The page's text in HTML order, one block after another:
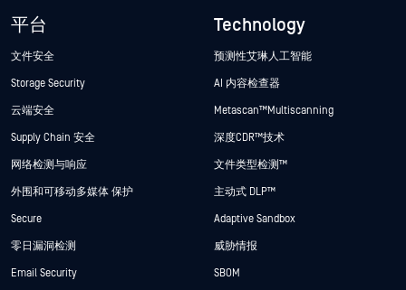
平台
文件安全
Storage Security
云端安全
Supply Chain 安全
网络检测与响应
外围和可移动多媒体 保护
Secure
零日漏洞检测
Email Security
Technology
预测性艾琳人工智能
AI 内容检查器
Metascan™ Multiscanning
深度CDR™技术
文件类型检测™
主动式 DLP™
Adaptive Sandbox
威胁情报
SBOM